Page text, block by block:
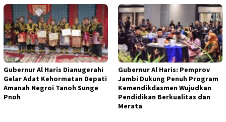
Gubernur Al Haris Dianugerahi
Gelar Adat Kehormatan Depati
Amanah Negroi Tanoh Sunge
Pnoh
Gubernur Al Haris: Pemprov
Jambi Dukung Penuh Program
Kemendikdasmen Wujudkan
Pendidikan Berkualitas dan
Merata